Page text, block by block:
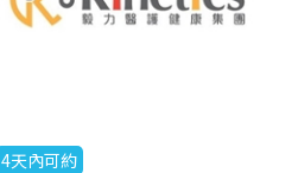
4天內可約